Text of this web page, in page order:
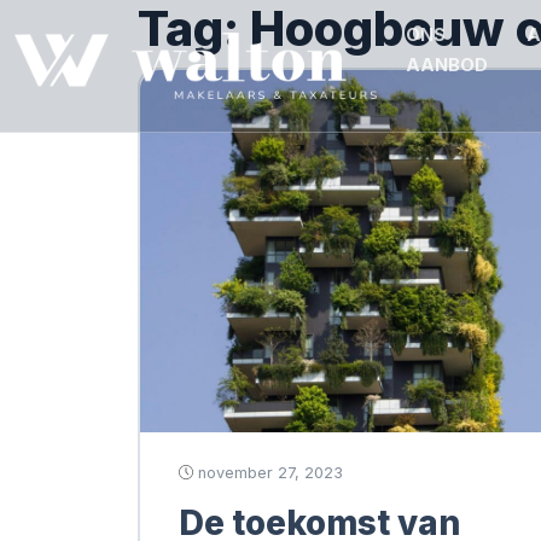
ONS
AANBOD
Tag: Hoogbouw
november 27, 2023
De toekomst van